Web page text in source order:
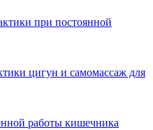
при постоянной
цигун и самомассаж для
работы кишечника